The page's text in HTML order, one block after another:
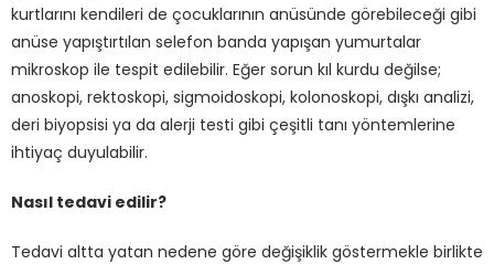
kurtlarını kendileri de çocuklarının anüsünde görebileceği gibi
anüse yapıştırtılan selefon banda yapışan yumurtalar
mikroskop ile tespit edilebilir. Eğer sorun kıl kurdu değilse;
anoskopi, rektoskopi, sigmoidoskopi, kolonoskopi, dışkı analizi,
deri biyopsisi ya da alerji testi gibi çeşitli tanı yöntemlerine
ihtiyaç duyulabilir.
Nasıl tedavi edilir?
Tedavi altta yatan nedene göre değişiklik göstermekle birlikte